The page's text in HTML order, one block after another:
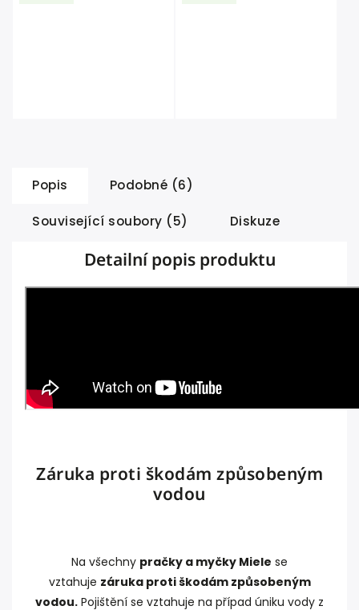
Popis Podobné (6)
Související soubory (5) Diskuze
Detailní popis produktu
Záruka proti škodám způsobeným
vodou
Na všechny pračky a myčky Miele se
vztahuje záruka proti škodám způsobeným
vodou. Pojištění se vztahuje na případ úniku vody z